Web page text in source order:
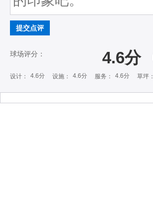
提交点评
球场评分： 4.6分
设计： 4.6分 设施： 4.6分 服务： 4.6分 草坪：